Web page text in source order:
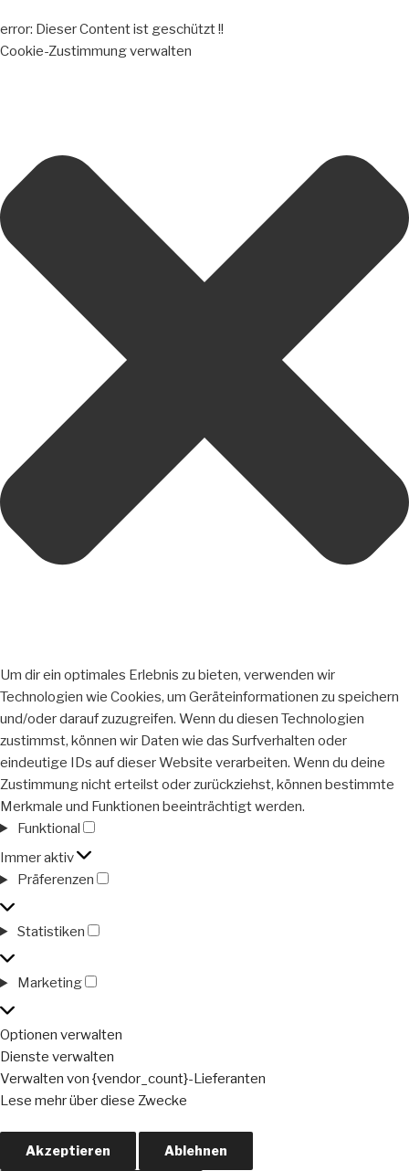
error: Dieser Content ist geschützt !!
Cookie-Zustimmung verwalten
Um dir ein optimales Erlebnis zu bieten, verwenden wir
Technologien wie Cookies, um Geräteinformationen zu speichern
und/oder darauf zuzugreifen. Wenn du diesen Technologien
zustimmst, können wir Daten wie das Surfverhalten oder
eindeutige IDs auf dieser Website verarbeiten. Wenn du deine
Zustimmung nicht erteilst oder zurückziehst, können bestimmte
Merkmale und Funktionen beeinträchtigt werden.
Funktional
Funktional
Immer aktiv
Präferenzen
Präferenzen
Statistiken
Statistiken
Marketing
Marketing
Optionen verwalten
Dienste verwalten
Verwalten von {vendor_count}-Lieferanten
Lese mehr über diese Zwecke
Akzeptieren Ablehnen